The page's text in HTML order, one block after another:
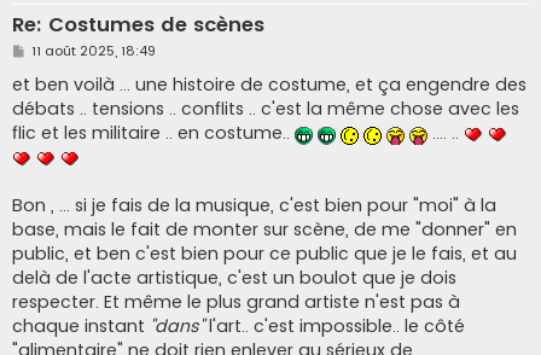
Re: Costumes de scènes
M
s
s
a
g
e
11 août 2025, 18:49
et ben voilà ... une histoire de costume, et ça engendre des
débats .. tensions .. conflits .. c'est la même chose avec les
flic et les militaire .. en costume..
.... ..
Bon , ... si je fais de la musique, c'est bien pour "moi" à la
base, mais le fait de monter sur scène, de me "donner" en
public, et ben c'est bien pour ce public que je le fais, et au
delà de l'acte artistique, c'est un boulot que je dois
respecter. Et même le plus grand artiste n'est pas à
chaque instant "dans"l'art.. c'est impossible.. le côté